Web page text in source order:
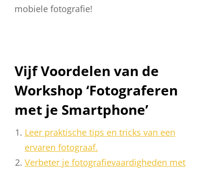
mobiele fotografie!
Vijf Voordelen van de
Workshop ‘Fotograferen
met je Smartphone’
Leer praktische tips en tricks van een
ervaren fotograaf.
Verbeter je fotografievaardigheden met